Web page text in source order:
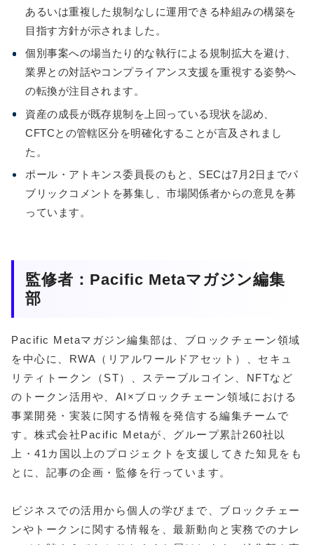
あるいは重複した規制なしに運用できる枠組みの構築を
目指す方針が示されました。
個別事案への場当たり的な執行による規制拡大を避け、
業界との対話やコンプライアンス支援を重視する姿勢へ
の転換が注目されます。
資産の成長が既存規制を上回っている現状を認め、
CFTCとの管轄区分を明確化することが言及されまし
た。
ポール・アトキンス委員長のもと、SECは7月2日までパ
ブリックコメントを募集し、市場関係者からの意見を募
っています。
監修者：Pacific Metaマガジン編集
部
Pacific Metaマガジン編集部は、ブロックチェーン領域
を中心に、RWA（リアルワールドアセット）、セキュ
リティトークン（ST）、ステーブルコイン、NFTなど
のトークン活用や、AI×ブロックチェーン領域における
事業開発・実装に関する情報を発信する編集チームで
す。株式会社Pacific Metaが、グループ累計260社以
上・41カ国以上のプロジェクトを支援してきた知見をも
とに、記事の企画・監修を行っています。
ビジネスでの活用から個人の学びまで、ブロックチェー
ンやトークンに関する情報を、最新動向と実務でのナレ